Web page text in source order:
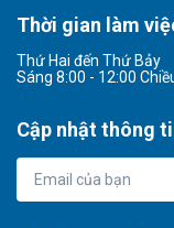
Thời gian làm
Thứ Hai đến Thứ Bảy
Sáng 8:00 - 12:00
Cập nhật thông